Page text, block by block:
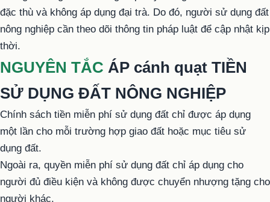
đặc thù và không áp dụng đại trà. Do đó, người sử dụng đất
nông nghiệp cần theo dõi thông tin pháp luật để cập nhật kịp
thời.
NGUYÊN TẮC ÁP cánh quạt TIỀN
SỬ DỤNG ĐẤT NÔNG NGHIỆP
Chính sách tiền miễn phí sử dụng đất chỉ được áp dụng
một lần cho mỗi trường hợp giao đất hoặc mục tiêu sử
dụng đất.
Ngoài ra, quyền miễn phí sử dụng đất chỉ áp dụng cho
người đủ điều kiện và không được chuyển nhượng tặng cho
người khác.